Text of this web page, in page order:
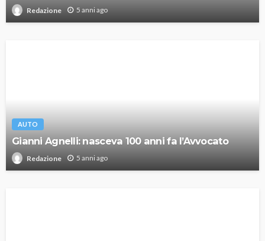
Redazione 5 anni ago
AUTO
Gianni Agnelli: nasceva 100 anni fa l’Avvocato
Redazione 5 anni ago